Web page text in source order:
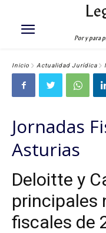
Por y para
Inicio Actualidad Jurídica
Jornadas
Asturias
Deloitte y
principales
fiscales de